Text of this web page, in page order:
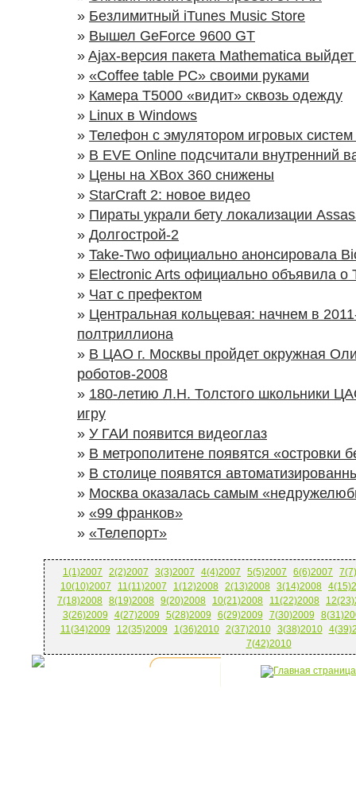
» Безлимитный iTunes Music Store
» Вышел GeForce 9600 GT
» Ajax-версия пакета Mathematica
» «Coffee table PC» своими руками
» Камера Т5000 «видит» сквозь одежду
» Linux в Windows
» Телефон с эмулятором игровых систем
» В EVE Online подсчитали внутренний
» Цены на ХВох 360 снижены
» StarCraft 2: новое видео
» Пираты украли бету локализации
» Долгострой-2
» Take-Two официально анонсировала
» Electronic Arts официально объявила о
» Чат с префектом
» Центральная кольцевая: начнем в
полтриллиона
» В ЦАО г. Москвы пройдет окружная
роботов-2008
» 180-летию Л.Н. Толстого школьники
игру
» У ГАИ появится видеоглаз
» В метрополитене появятся «островки
» В столице появятся
» Москва оказалась самым
» «99 франков»
» «Телепорт»
1(1)2007 2(2)2007 3(3)2007 4(4)2007 5(5)2007 6(6)2007
10(10)2007
11(11)2007 1(12)2008 2(13)2008 3(14)2008
7(18)2008 8(19)2008 9(20)2008 10(21)2008 11(22)2008
3(26)2009
4(27)2009 5(28)2009 6(29)2009 7(30)2009
11(34)2009
12(35)2009 1(36)2010 2(37)2010 3(38)2010
7(42)2010